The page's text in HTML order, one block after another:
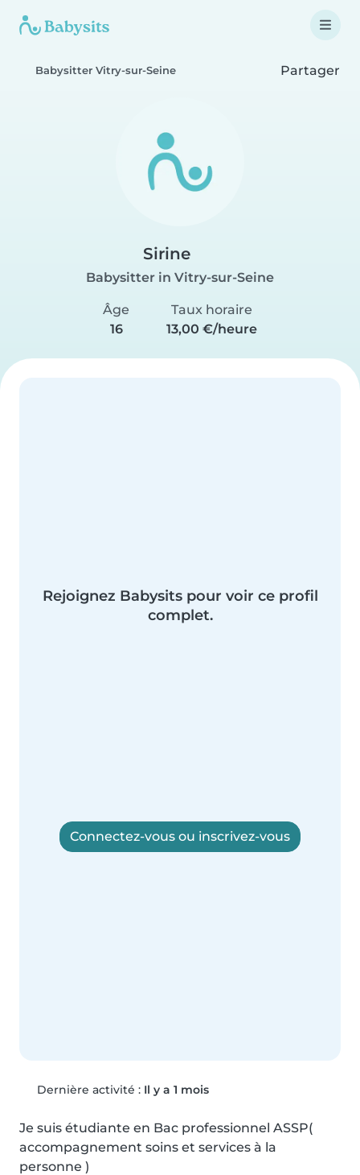
Babysitter Vitry-sur-Seine Partager
Sirine
Babysitter in Vitry-sur-Seine
Âge
16
Taux horaire
13,00 €/heure
Rejoignez Babysits pour voir ce profil
complet.
Connectez-vous ou inscrivez-vous
Dernière activité : Il y a 1 mois
Je suis étudiante en Bac professionnel ASSP(
accompagnement soins et services à la
personne )